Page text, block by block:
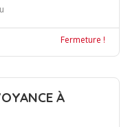
Fermeture !
À